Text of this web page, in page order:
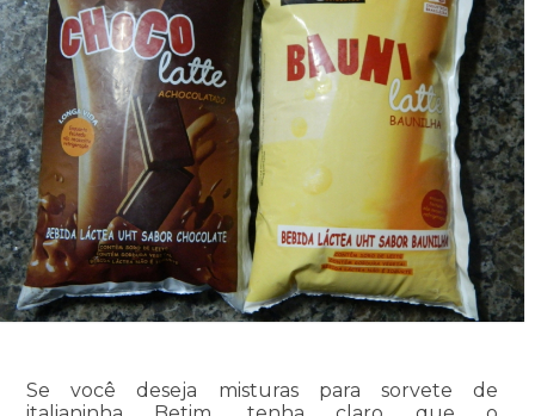
Se você deseja misturas para sorvete de